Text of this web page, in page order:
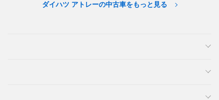
ダイハツ アトレーの中古車をもっと見る